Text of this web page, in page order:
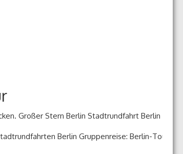
Großer Stern Berlin Stadtrundfahrt Berlin
Berlin Gruppenreise: Berlin-Tour für